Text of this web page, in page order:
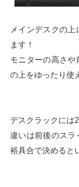
メインデスクの
ます！
モニターの高さや
の上をゆったり使
デスクラックには
違いは前後のスラ
裕具合で決めると